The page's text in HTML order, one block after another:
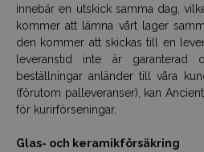
innebär en utskick samma dag,
kommer att lämna vårt lager
den kommer att skickas till en
leveranstid inte är
beställningar anländer till våra
(förutom palleveranser), kan
för kurirförseningar.
Glas- och keramikförsäkring